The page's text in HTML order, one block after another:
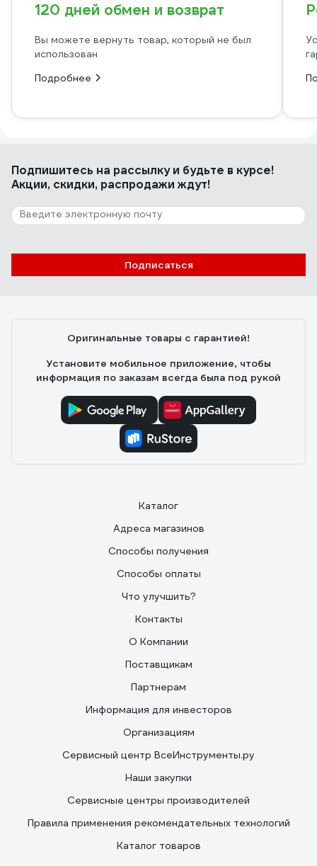
120 дней обмен и возврат
Вы можете вернуть товар, который не был
использован
Подробнее
Подпишитесь на рассылкуи будьте в курсе!
Акции, скидки, распродажи ждут!
Подписаться
Оригинальные товары с гарантией!
Установите мобильное приложение, чтобы
информация по заказам всегда была под рукой
Каталог
Адреса магазинов
Способы получения
Способы оплаты
Что улучшить?
Контакты
О Компании
Поставщикам
Партнерам
Информация для инвесторов
Организациям
Сервисный центр ВсеИнструменты.ру
Наши закупки
Сервисные центры производителей
Правила применения рекомендательных технологий
Каталог товаров